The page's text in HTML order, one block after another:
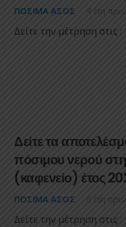
ΠΌΣΙΜΑ ΑΣΟΣ 4 έτη πριν
Δείτε την μέτρηση στις
Δείτε τα
πόσιμου νερού
(καφενείο) έτος
ΠΌΣΙΜΑ ΑΣΟΣ 6 έτη πριν
Δείτε την μέτρηση στις